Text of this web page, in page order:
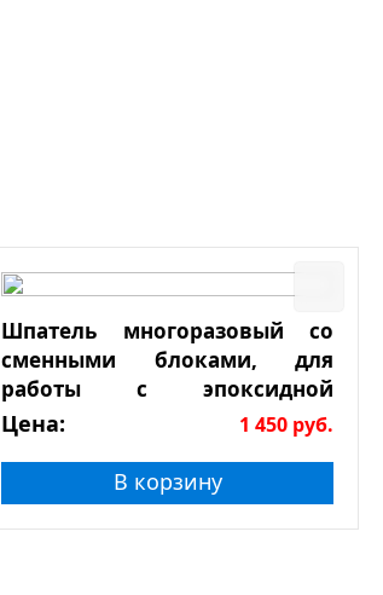
Шпатель многоразовый со
сменными блоками, для
работы с эпоксидной
затиркой
Цена: 1 450 руб.
В корзину